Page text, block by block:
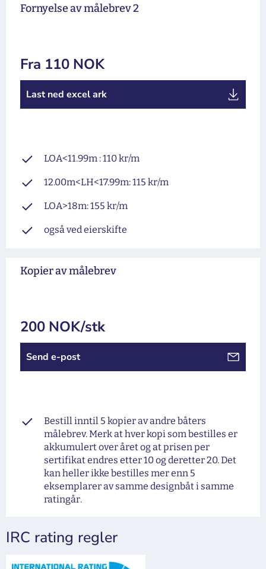
Fornyelse av målebrev 2
Fra 110 NOK
Last ned excel ark
LOA<11.99m : 110 kr/m
12.00m<LH<17.99m: 115 kr/m
LOA>18m: 155 kr/m
også ved eierskifte
Kopier av målebrev
200 NOK/stk
Send e-post
Bestill inntil 5 kopier av andre båters
målebrev. Merk at hver kopi som bestilles er
akkumulert over året og at prisen per
sertifikat endres etter 10 og deretter 20. Det
kan heller ikke bestilles mer enn 5
eksemplarer av samme designbåt i samme
ratingår.
IRC rating regler